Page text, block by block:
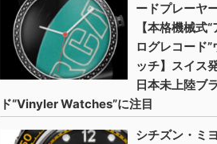
ードプレーヤ
【本格機械式
ログレコード”
ッチ】スイス
日本未上陸ブ
ド“Vinyler Watches”に注目
シチズン・ミ